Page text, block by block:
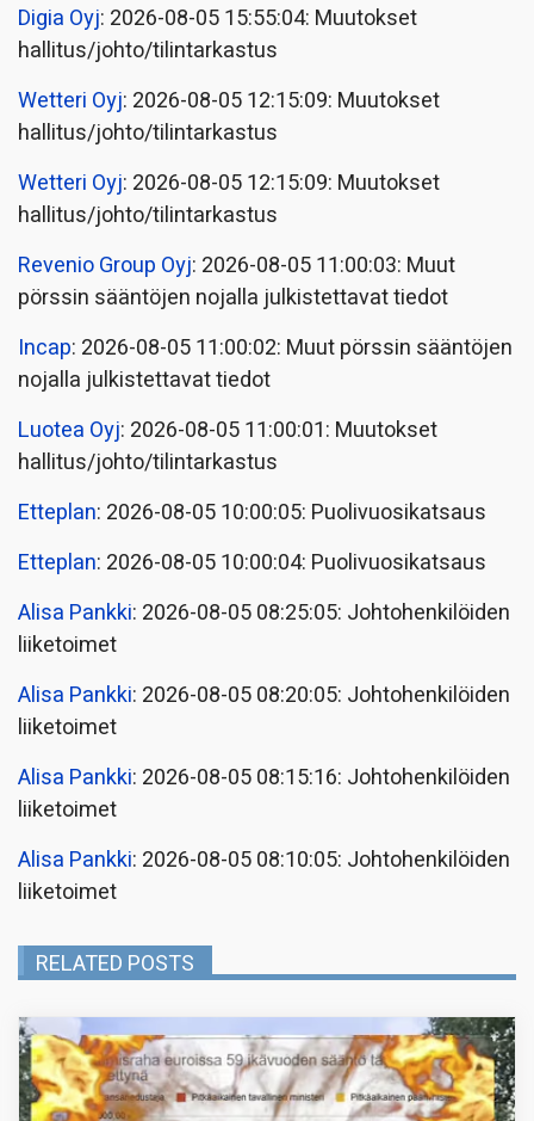
Digia Oyj: 2026-08-05 15:55:04: Muutokset
hallitus/johto/tilintarkastus
Wetteri Oyj: 2026-08-05 12:15:09: Muutokset
hallitus/johto/tilintarkastus
Wetteri Oyj: 2026-08-05 12:15:09: Muutokset
hallitus/johto/tilintarkastus
Revenio Group Oyj: 2026-08-05 11:00:03: Muut
pörssin sääntöjen nojalla julkistettavat tiedot
Incap: 2026-08-05 11:00:02: Muut pörssin sääntöjen
nojalla julkistettavat tiedot
Luotea Oyj: 2026-08-05 11:00:01: Muutokset
hallitus/johto/tilintarkastus
Etteplan: 2026-08-05 10:00:05: Puolivuosikatsaus
Etteplan: 2026-08-05 10:00:04: Puolivuosikatsaus
Alisa Pankki: 2026-08-05 08:25:05: Johtohenkilöiden
liiketoimet
Alisa Pankki: 2026-08-05 08:20:05: Johtohenkilöiden
liiketoimet
Alisa Pankki: 2026-08-05 08:15:16: Johtohenkilöiden
liiketoimet
Alisa Pankki: 2026-08-05 08:10:05: Johtohenkilöiden
liiketoimet
RELATED POSTS